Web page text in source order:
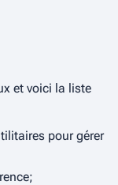
et voici la liste
pour gérer